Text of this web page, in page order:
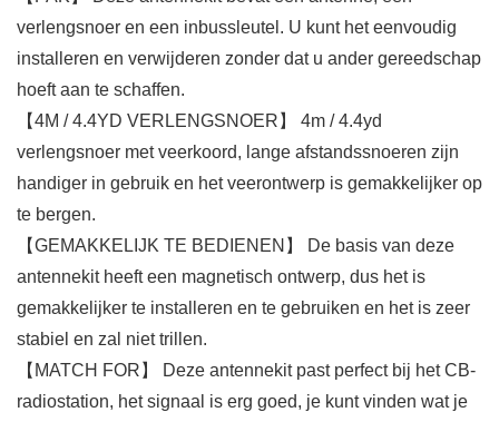
verlengsnoer en een inbussleutel. U kunt het eenvoudig
installeren en verwijderen zonder dat u ander gereedschap
hoeft aan te schaffen.
【4M / 4.4YD VERLENGSNOER】 4m / 4.4yd
verlengsnoer met veerkoord, lange afstandssnoeren zijn
handiger in gebruik en het veerontwerp is gemakkelijker op
te bergen.
【GEMAKKELIJK TE BEDIENEN】 De basis van deze
antennekit heeft een magnetisch ontwerp, dus het is
gemakkelijker te installeren en te gebruiken en het is zeer
stabiel en zal niet trillen.
【MATCH FOR】 Deze antennekit past perfect bij het CB-
radiostation, het signaal is erg goed, je kunt vinden wat je